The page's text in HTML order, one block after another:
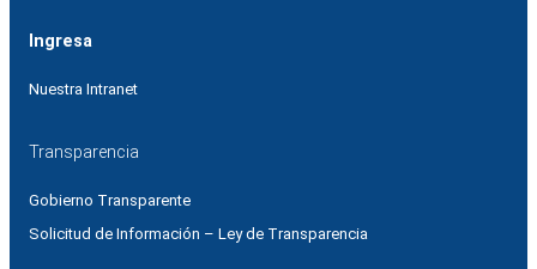
Ingresa
Nuestra Intranet
Transparencia
Gobierno Transparente
Solicitud de Información – Ley de Transparencia